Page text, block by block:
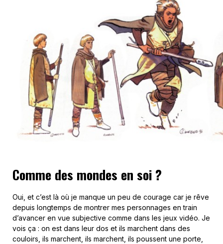
Comme des mondes en soi ?
Oui, et c’est là où je manque un peu de courage car je rêve
depuis longtemps de montrer mes personnages en train
d’avancer en vue subjective comme dans les jeux vidéo. Je
vois ça : on est dans leur dos et ils marchent dans des
couloirs, ils marchent, ils marchent, ils poussent une porte,